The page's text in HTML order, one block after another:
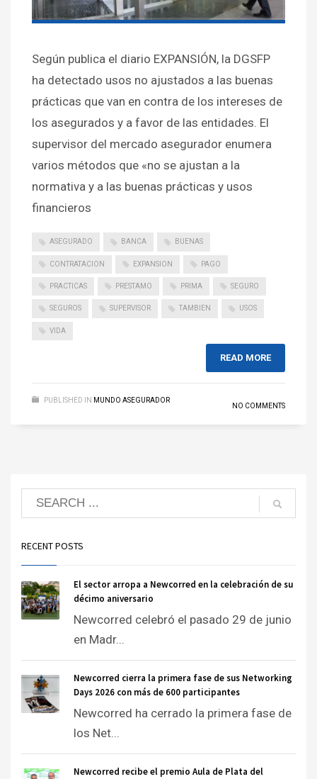
Según publica el diario EXPANSIÓN, la DGSFP
ha detectado usos no ajustados a las buenas
prácticas que van en contra de los intereses de
los asegurados y a favor de las entidades. El
supervisor del mercado asegurador enumera
varios métodos que «no se ajustan a la
normativa y a las buenas prácticas y usos
financieros
ASEGURADO BANCA BUENAS
CONTRATACION EXPANSION PAGO
PRACTICAS PRESTAMO PRIMA SEGURO
SEGUROS SUPERVISOR TAMBIEN USOS
VIDA
READ MORE
PUBLISHED IN MUNDO ASEGURADOR
NO COMMENTS
RECENT POSTS
El sector arropa a Newcorred en la celebración de su
décimo aniversario
Newcorred celebró el pasado 29 de junio
en Madr...
Newcorred cierra la primera fase de sus Networking
Days 2026 con más de 600 participantes
Newcorred ha cerrado la primera fase de
los Net...
Newcorred recibe el premio Aula de Plata del